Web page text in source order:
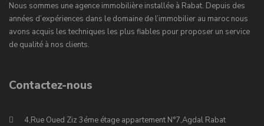
Nous sommes une agence immobilière installée à Rabat. Depuis des
années d’expériences dans le domaine de l’immobilier au maroc nous
avons acquis les techniques les plus fiables pour proposer un service
de qualité à nos clients.
Contactez-nous
4,Rue Oued Ziz 3éme étage appartement N°7,Agdal Rabat